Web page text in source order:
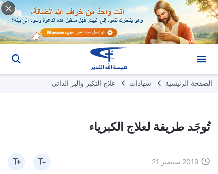
الصفحة الرئيسية شهادات علاج التكبر والبر الذاتي
تُوجَد طريقة لعلاج الكبرياء
2019 سبتمبر 21